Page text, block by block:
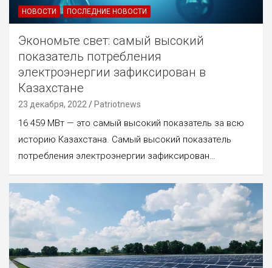
НОВОСТИ ПОСЛЕДНИЕ НОВОСТИ
Экономьте свет: самый высокий
показатель потребления
электроэнергии зафиксирован в
Казахстане
23 декабря, 2022 Patriotnews
16 459 МВт — это самый высокий показатель за всю
историю Казахстана. Самый высокий показатель
потребления электроэнергии зафиксирован…